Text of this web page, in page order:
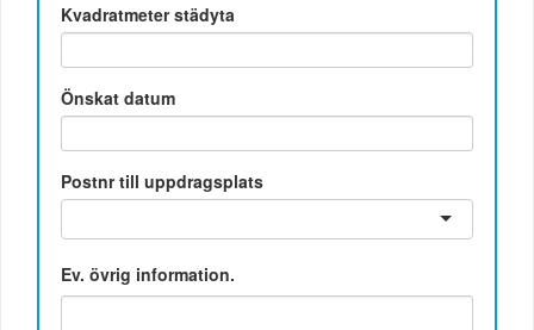
Kvadratmeter städyta
Önskat datum
Postnr till uppdragsplats
Ev. övrig information.